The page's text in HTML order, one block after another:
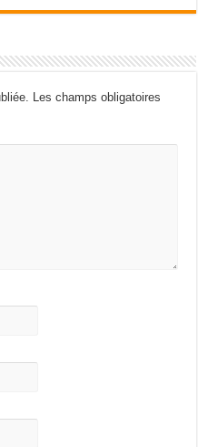
Les champs obligatoires